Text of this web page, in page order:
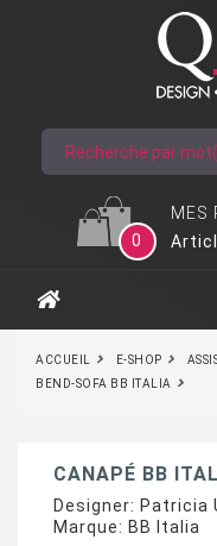
MES
0
ACCUEIL E-SHOP
BEND-SOFA BB ITALIA
CANAPÉ BB
Designer: Patricia
Marque: BB Italia